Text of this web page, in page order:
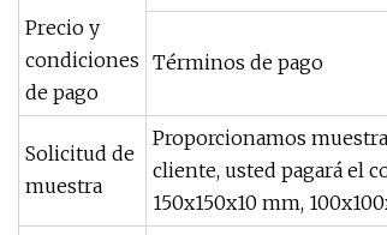
Precio y
condiciones
de pago
Términos de pago
Solicitud de
muestra
Proporcionamos
cliente, usted pagará el
150x150x10 mm,